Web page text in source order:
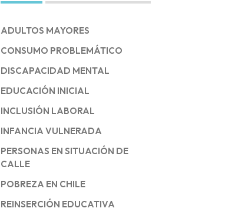
ADULTOS MAYORES
CONSUMO PROBLEMÁTICO
DISCAPACIDAD MENTAL
EDUCACIÓN INICIAL
INCLUSIÓN LABORAL
INFANCIA VULNERADA
PERSONAS EN SITUACIÓN DE
CALLE
POBREZA EN CHILE
REINSERCIÓN EDUCATIVA